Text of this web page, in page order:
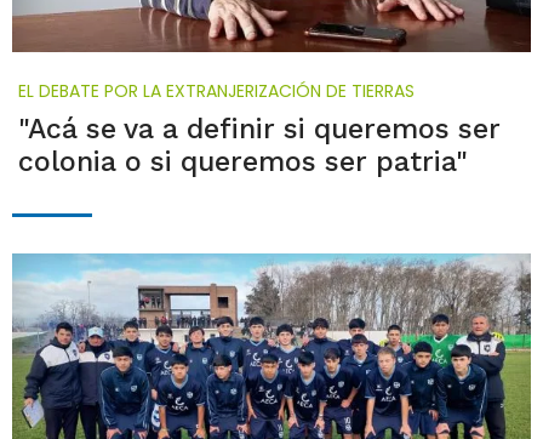
EL DEBATE POR LA EXTRANJERIZACIÓN DE TIERRAS
"Acá se va a definir si queremos ser
colonia o si queremos ser patria"